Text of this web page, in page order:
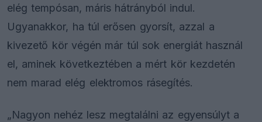
elég tempósan, máris hátrányból indul.
Ugyanakkor, ha túl erősen gyorsít, azzal a
kivezető kör végén már túl sok energiát használ
el, aminek következtében a mért kör kezdetén
nem marad elég elektromos rásegítés.
„Nagyon nehéz lesz megtalálni az egyensúlyt a